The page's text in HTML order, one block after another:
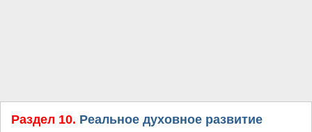
Раздел 10. Реальное духовное развитие